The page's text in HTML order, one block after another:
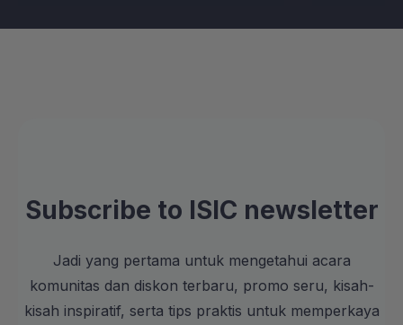
Subscribe to ISIC newsletter
Jadi yang pertama untuk mengetahui acara
komunitas dan diskon terbaru, promo seru, kisah-
kisah inspiratif, serta tips praktis untuk memperkaya